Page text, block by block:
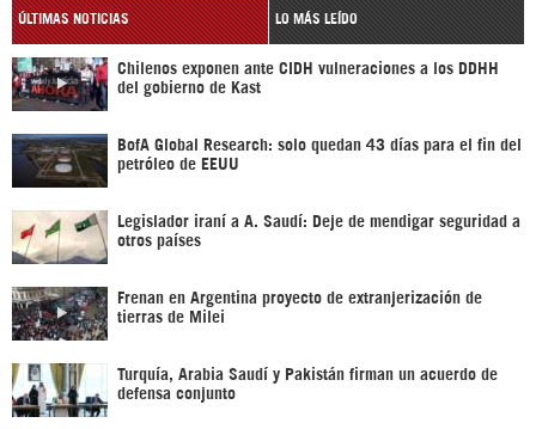
ÚLTIMAS NOTICIAS LO MÁS LEÍDO
Chilenos exponen ante CIDH vulneraciones a los DDHH
del gobierno de Kast
BofA Global Research: solo quedan 43 días para el fin del
petróleo de EEUU
Legislador iraní a A. Saudí: Deje de mendigar seguridad a
otros países
Frenan en Argentina proyecto de extranjerización de
tierras de Milei
Turquía, Arabia Saudí y Pakistán firman un acuerdo de
defensa conjunto